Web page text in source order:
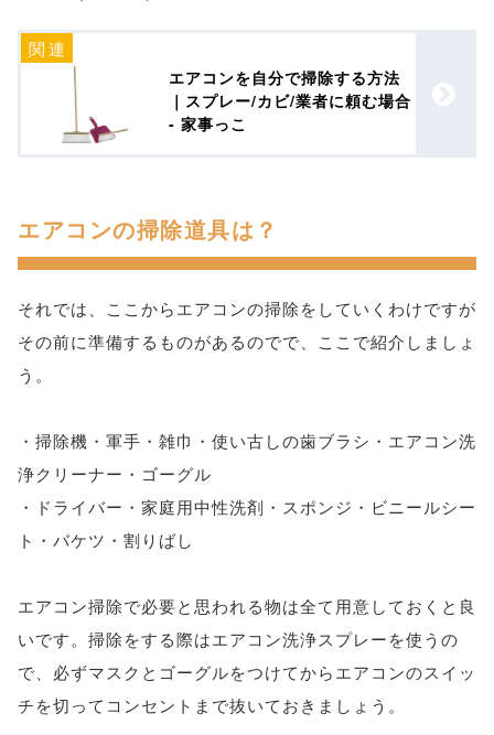
エアコンを自分で掃除する方法
｜スプレー/カビ/業者に頼む場合
- 家事っこ
エアコンの掃除道具は？
それでは、ここからエアコンの掃除をしていくわけですが
その前に準備するものがあるのでで、ここで紹介しましょ
う。
・掃除機・軍手・雑巾・使い古しの歯ブラシ・エアコン洗
浄クリーナー・ゴーグル
・ドライバー・家庭用中性洗剤・スポンジ・ビニールシー
ト・バケツ・割りばし
エアコン掃除で必要と思われる物は全て用意しておくと良
いです。掃除をする際はエアコン洗浄スプレーを使うの
で、必ずマスクとゴーグルをつけてからエアコンのスイッ
チを切ってコンセントまで抜いておきましょう。